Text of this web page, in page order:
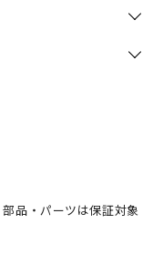
品・パーツは保証対象